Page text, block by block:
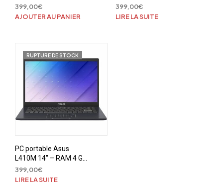
– Stockage SSD 128 Go
– Intel N4500
399,00€
AJOUTER AU PANIER
– Stockage SSD 128 Go
– Intel Pentium N5030
399,00€
LIRE LA SUITE
RUPTURE DE STOCK
PC portable Asus
L410M 14″ – RAM 4 Go
– Stockage SSD 128 Go
– Intel Pentium N5030
399,00€
LIRE LA SUITE